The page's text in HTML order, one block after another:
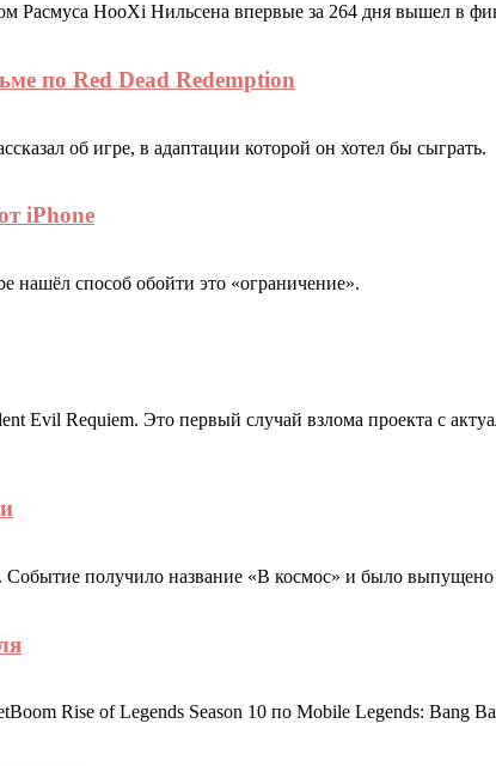
Расмуса HooXi Нильсена впервые за 264 дня вышел в
по Red Dead Redemption
об игре, в адаптации которой он хотел бы сыграть.
iPhone
нашёл способ обойти это «ограничение».
Evil Requiem. Это первый случай взлома проекта с
получило название «В космос» и было
Rise of Legends Season 10 по Mobile Legends: Bang